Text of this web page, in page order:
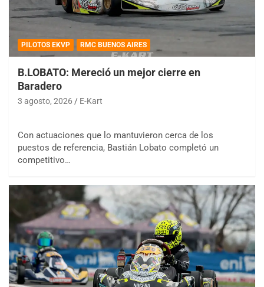
PILOTOS EKVP RMC BUENOS AIRES
B.LOBATO: Mereció un mejor cierre en
Baradero
3 agosto, 2026 E-Kart
Con actuaciones que lo mantuvieron cerca de los
puestos de referencia, Bastián Lobato completó un
competitivo…